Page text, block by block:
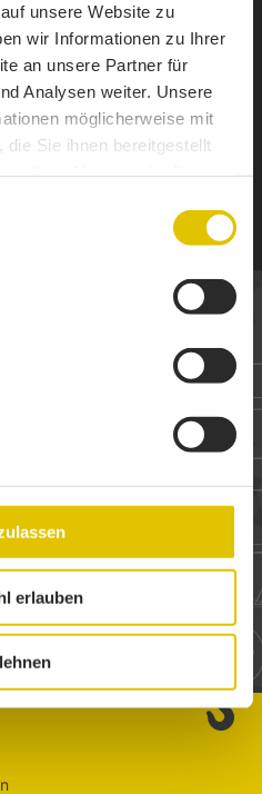
unsere Website zu
wir Informationen zu Ihrer
an unsere Partner für
Analysen weiter. Unsere
möglicherweise mit
Sie ihnen bereitgestellt
erlauben
HIER AAN HET
ADRES!
INDIENEN